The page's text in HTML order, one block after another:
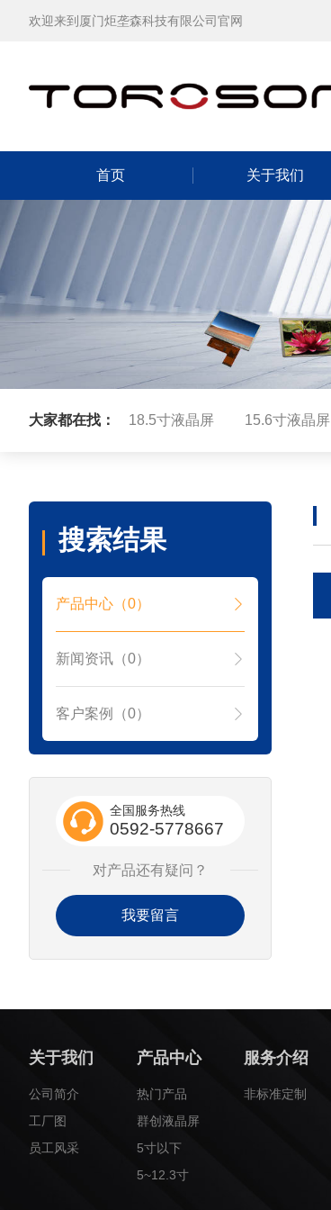
欢迎来到厦门炬垄森科技有限公司官网
首页 关于我们
大家都在找： 18.5寸液晶屏 15.6寸液晶屏
搜索结果
产品中心（0）
新闻资讯（0）
客户案例（0）
全国服务热线
0592-5778667
对产品还有疑问？
我要留言
关于我们
公司简介
工厂图
员工风采
产品中心
热门产品
群创液晶屏
5寸以下
5~12.3寸
服务介绍
非标准定制